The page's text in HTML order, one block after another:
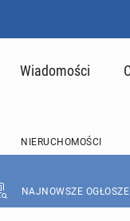
Wiadomości
NIERUCHOMOŚCI
NAJNOWSZE